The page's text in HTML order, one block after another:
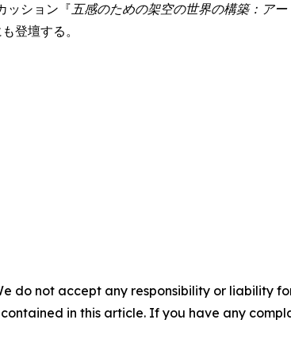
ッション『五感のための架空の世界の構築：ア
登壇する。
do not accept any responsibility or liability
in this article. If you have any